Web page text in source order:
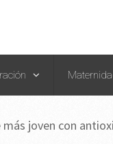
joven con